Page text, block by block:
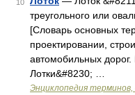
10
треугольного или
[Словарь основных
проектировании,
автомобильных
Лотки&#8230; …
Энциклопедия